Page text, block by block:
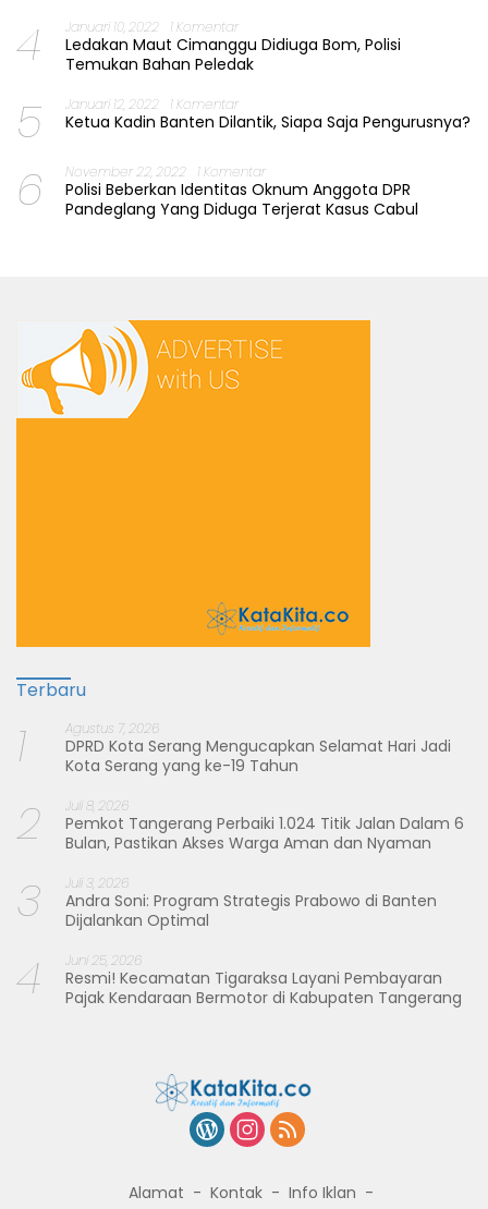
4 Januari 10, 2022 1 Komentar
Ledakan Maut Cimanggu Didiuga Bom, Polisi
Temukan Bahan Peledak
5 Januari 12, 2022 1 Komentar
Ketua Kadin Banten Dilantik, Siapa Saja Pengurusnya?
6 November 22, 2022 1 Komentar
Polisi Beberkan Identitas Oknum Anggota DPR
Pandeglang Yang Diduga Terjerat Kasus Cabul
Terbaru
1 Agustus 7, 2026
DPRD Kota Serang Mengucapkan Selamat Hari Jadi
Kota Serang yang ke-19 Tahun
2 Juli 8, 2026
Pemkot Tangerang Perbaiki 1.024 Titik Jalan Dalam 6
Bulan, Pastikan Akses Warga Aman dan Nyaman
3 Juli 3, 2026
Andra Soni: Program Strategis Prabowo di Banten
Dijalankan Optimal
4 Juni 25, 2026
Resmi! Kecamatan Tigaraksa Layani Pembayaran
Pajak Kendaraan Bermotor di Kabupaten Tangerang
Alamat Kontak
Info Iklan